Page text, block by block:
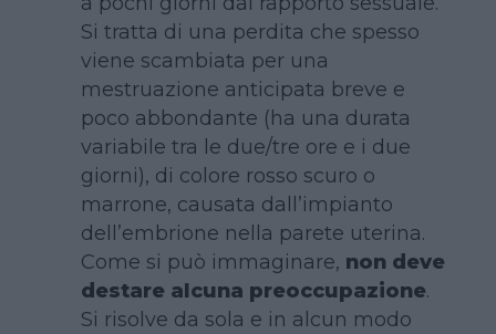
Si tratta di una perdita che spesso
viene scambiata per una
mestruazione anticipata breve e
poco abbondante (ha una durata
variabile tra le due/tre ore e i due
giorni), di colore rosso scuro o
marrone, causata dall’impianto
dell’embrione nella parete uterina.
Come si può immaginare, non deve
destare alcuna preoccupazione.
Si risolve da sola e in alcun modo